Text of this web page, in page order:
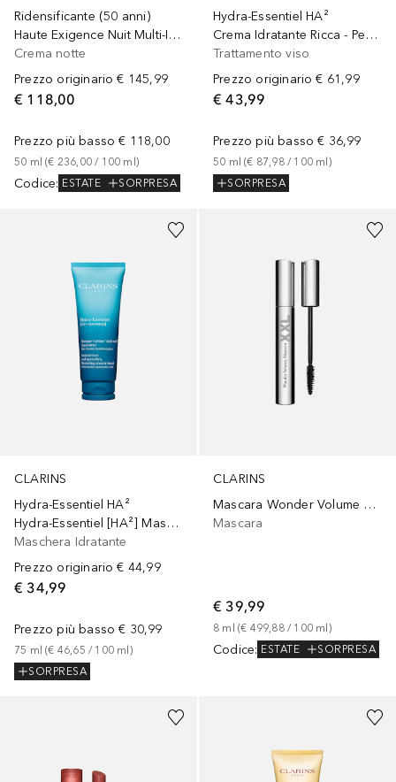
Ridensificante (50 anni)
Haute Exigence Nuit Multi-Intensive Toutes Peaux
Crema notte
Prezzo originario € 145,99
€ 118,00
Prezzo più basso € 118,00
50 ml (€ 236,00 / 100 ml)
Codice: ESTATE SORPRESA
Hydra-Essentiel HA²
Crema Idratante Ricca - Per pelle molto secca
Trattamento viso
Prezzo originario € 61,99
€ 43,99
Prezzo più basso € 36,99
50 ml (€ 87,98 / 100 ml )
SORPRESA
CLARINS
Hydra-Essentiel HA²
Hydra-Essentiel [HA²] Maschera-Crema
Maschera Idratante
Prezzo originario € 44,99
€ 34,99
Prezzo più basso € 30,99
75 ml (€ 46,65 / 100 ml)
SORPRESA
CLARINS
Mascara Wonder Volume XXL
Mascara
€ 39,99
8 ml (€ 499,88 / 100 ml)
Codice: ESTATE SORPRESA
+3